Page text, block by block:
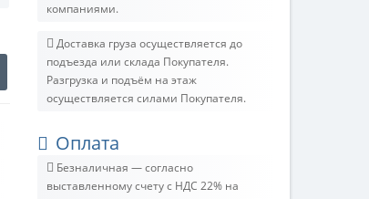
компаниями.
Доставка груза осуществляется до
подъезда или склада Покупателя.
Разгрузка и подъём на этаж
осуществляется силами Покупателя.
Оплата
Безналичная — согласно
выставленному счету c НДС 22% на